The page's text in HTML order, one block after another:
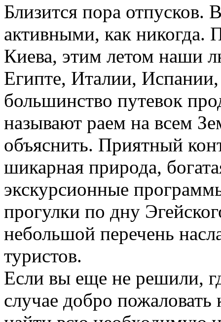
Близится пора отпусков.
активными, как никогда.
Киева, этим летом наши
Египте, Италии,
большинство путевок
называют раем на всем
объяснить. Приятный
шикарная природа,
экскурсионные
прогулки по дну
небольшой перечень
туристов.
Если вы еще не решили,
случае добро